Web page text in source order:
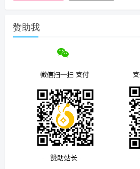
赞助我